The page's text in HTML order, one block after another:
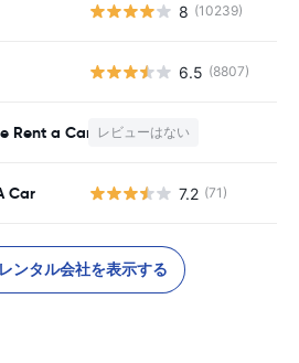
8 (10239)
6.5 (8807)
Rent a Car レビューはない
Car 7.2 (71)
ンタル会社を表示する